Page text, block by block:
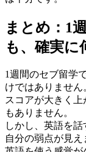
まとめ：1
も、確実に
1週間のセブ留学
けではありません
スコアが大きく
もありません。
しかし、英語を話
自分の弱点が見え